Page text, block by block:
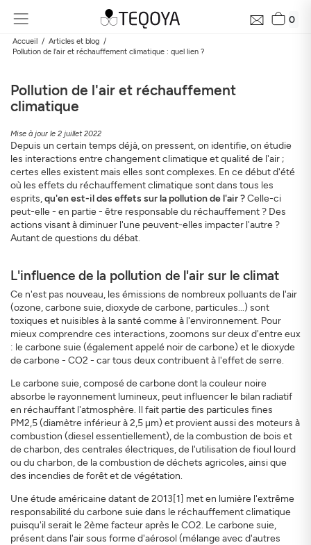
0
Accueil
Articles et blog
Pollution de l'air et réchauffement climatique : quel lien ?
Pollution de l'air et réchauffement
climatique
Mise à jour le 2 juillet 2022
Depuis un certain temps déjà, on pressent, on identifie, on étudie
les interactions entre changement climatique et qualité de l'air ;
certes elles existent mais elles sont complexes. En ce début d'été
où les effets du réchauffement climatique sont dans tous les
esprits,qu'en est-il des effets sur la pollution de l'air ?Celle-ci
peut-elle - en partie - être responsable du réchauffement ? Des
actions visant à diminuer l'une peuvent-elles impacter l'autre ?
Autant de questions du débat.
L'influence de la pollution de l'air sur le climat
Ce n'est pas nouveau, les émissions de nombreux polluants de l'air
(ozone, carbone suie, dioxyde de carbone, particules...) sont
toxiques et nuisibles à la santé comme à l'environnement. Pour
mieux comprendre ces interactions, zoomons sur deux d'entre eux
: le carbone suie (également appelé noir de carbone) et le dioxyde
de carbone - CO2 - car tous deux contribuent à l'effet de serre.
Le carbone suie, composé de carbone dont la couleur noire
absorbe le rayonnement lumineux, peut influencer le bilan radiatif
en réchauffant l'atmosphère. Il fait partie des particules fines
PM2,5 (diamètre inférieur à 2,5 μm) et provient aussi des moteurs à
combustion (diesel essentiellement), de la combustion de bois et
de charbon, des centrales électriques, de l'utilisation de fioul lourd
ou du charbon, de la combustion de déchets agricoles, ainsi que
des incendies de forêt et de végétation.
Une étude américaine datant de 2013[1] met en lumière l'extrême
responsabilité du carbone suie dans le réchauffement climatique
puisqu'il serait le 2ème facteur après le CO2. Le carbone suie,
présent dans l'air sous forme d'aérosol (mélange avec d'autres
Recevez gratuitement le bilan de la qualité près de
chez vous en 24h
Découvrez la qualité de l’air autour de votre domicile, son
évolution et son impact sur votre santé
Adresse
S'INSCRIRE FERMER